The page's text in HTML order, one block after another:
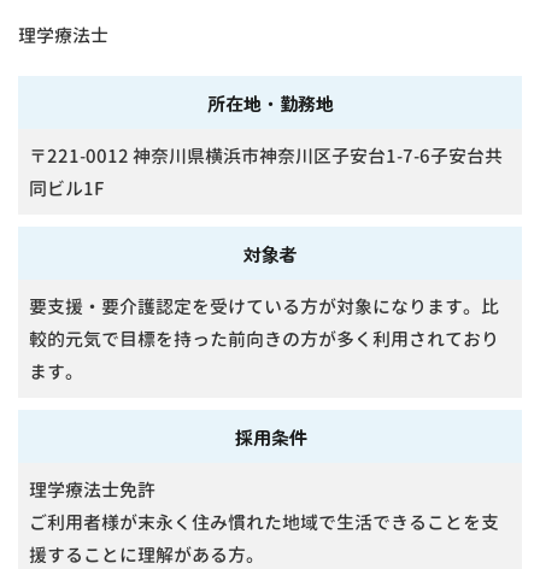
理学療法士
所在地・勤務地
〒221-0012 神奈川県横浜市神奈川区子安台1-7-6子安台共
同ビル1F
対象者
要支援・要介護認定を受けている方が対象になります。比
較的元気で目標を持った前向きの方が多く利用されており
ます。
採用条件
理学療法士免許
ご利用者様が末永く住み慣れた地域で生活できることを支
援することに理解がある方。